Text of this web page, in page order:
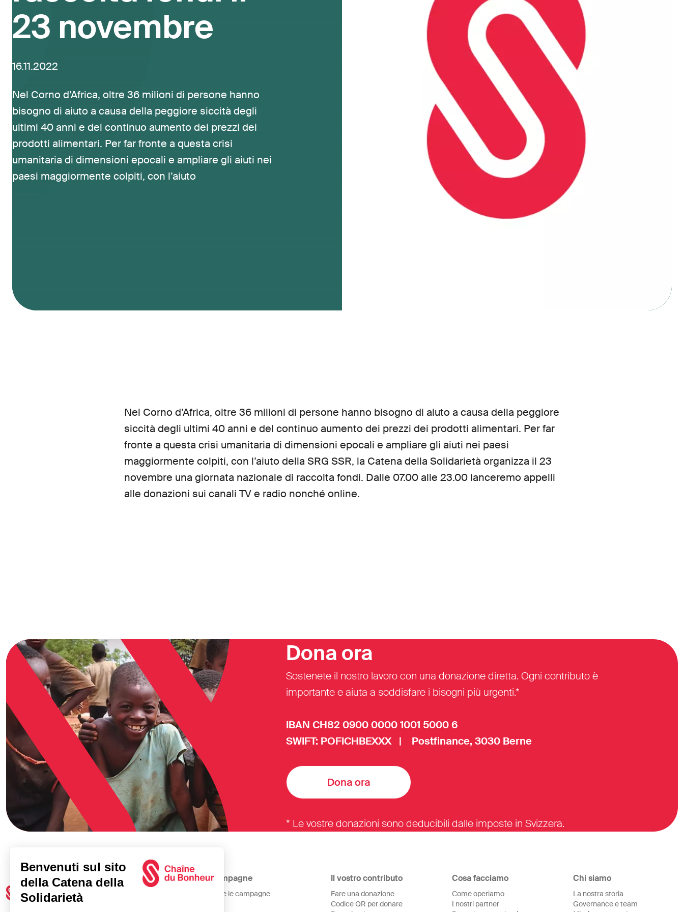
23 novembre
16.11.2022
Nel Corno d’Africa, oltre 36 milioni di persone hanno
bisogno di aiuto a causa della peggiore siccità degli
ultimi 40 anni e del continuo aumento dei prezzi dei
prodotti alimentari. Per far fronte a questa crisi
umanitaria di dimensioni epocali e ampliare gli aiuti nei
paesi maggiormente colpiti, con l’aiuto
Nel Corno d’Africa, oltre 36 milioni di persone hanno bisogno di aiuto a causa della peggiore
siccità degli ultimi 40 anni e del continuo aumento dei prezzi dei prodotti alimentari. Per far
fronte a questa crisi umanitaria di dimensioni epocali e ampliare gli aiuti nei paesi
maggiormente colpiti, con l’aiuto della SRG SSR, la Catena della Solidarietà organizza il 23
novembre una giornata nazionale di raccolta fondi. Dalle 07.00 alle 23.00 lanceremo appelli
alle donazioni sui canali TV e radio nonché online.
Dona ora
Sostenete il nostro lavoro con una donazione diretta. Ogni contributo è
importante e aiuta a soddisfare i bisogni più urgenti.*
IBAN CH82 0900 0000 1001 5000 6
SWIFT: POFICHBEXXX | Postfinance, 3030 Berne
Dona ora
* Le vostre donazioni sono deducibili dalle imposte in Svizzera.
Campagne
Tutte le campagne
Il vostro contributo
Fare una donazione
Codice QR per donare
Cosa facciamo
Come operiamo
I nostri partner
Chi siamo
La nostra storia
Governance e team